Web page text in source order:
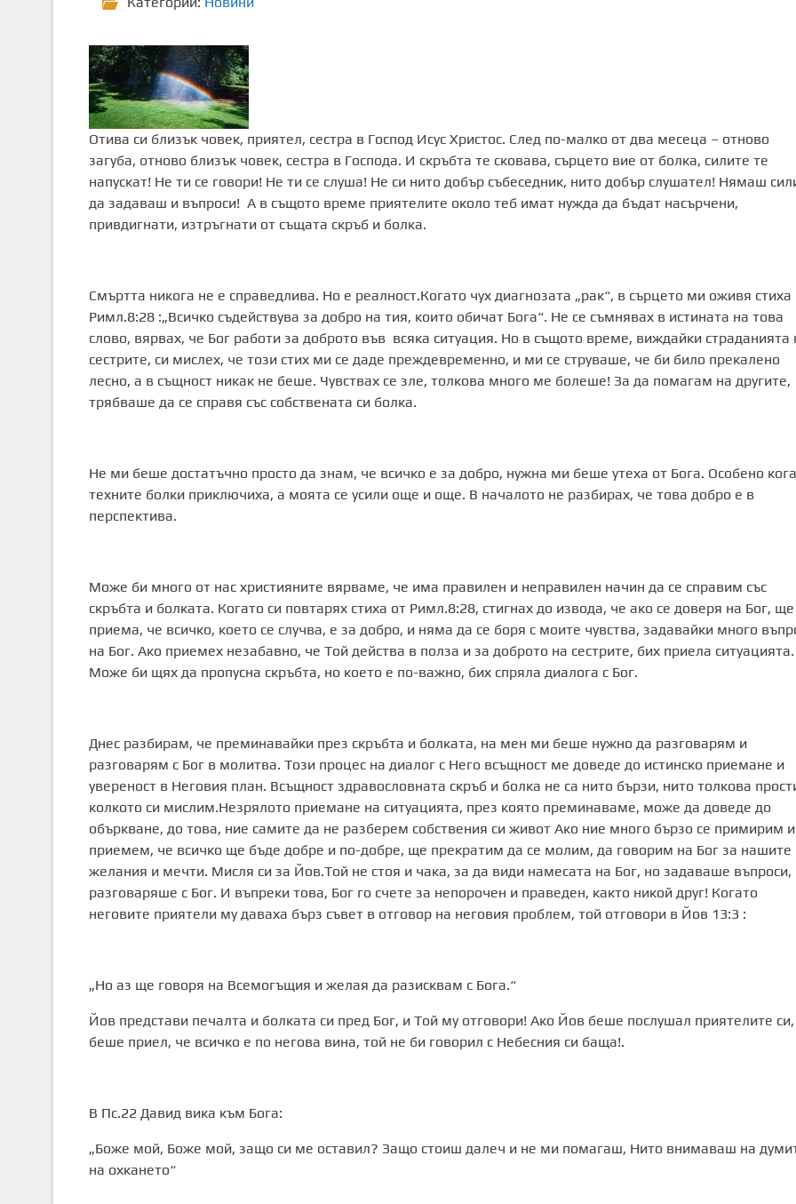
Отива си близък човек, приятел, сестра в Господ Исус Христос. След по-малко от два месеца – отново
загуба, отново близък човек, сестра в Господа. И скръбта те сковава, сърцето вие от болка, силите те
напускат! Не ти се говори! Не ти се слуша! Не си нито добър събеседник, нито добър слушател! Нямаш
да задаваш и въпроси! А в същото време приятелите около теб имат нужда да бъдат насърчени,
привдигнати, изтръгнати от същата скръб и болка.
Смъртта никога не е справедлива. Но е реалност.Когато чух диагнозата „рак“, в сърцето ми оживя стиха
Римл.8:28 :„Всичко съдействува за добро на тия, които обичат Бога“. Не се съмнявах в истината на това
слово, вярвах, че Бог работи за доброто във всяка ситуация. Но в същото време, виждайки страданията
сестрите, си мислех, че този стих ми се даде преждевременно, и ми се струваше, че би било прекалено
лесно, а в същност никак не беше. Чувствах се зле, толкова много ме болеше! За да помагам на другите,
трябваше да се справя със собствената си болка.
Не ми беше достатъчно просто да знам, че всичко е за добро, нужна ми беше утеха от Бога. Особено
техните болки приключиха, а моята се усили още и още. В началото не разбирах, че това добро е в
перспектива.
Може би много от нас християните вярваме, че има правилен и неправилен начин да се справим със
скръбта и болката. Когато си повтарях стиха от Римл.8:28, стигнах до извода, че ако се доверя на Бог, ще
приема, че всичко, което се случва, е за добро, и няма да се боря с моите чувства, задавайки много
на Бог. Ако приемех незабавно, че Той действа в полза и за доброто на сестрите, бих приела ситуацията.
Може би щях да пропусна скръбта, но което е по-важно, бих спряла диалога с Бог.
Днес разбирам, че преминавайки през скръбта и болката, на мен ми беше нужно да разговарям и
разговарям с Бог в молитва. Този процес на диалог с Него всъщност ме доведе до истинско приемане и
увереност в Неговия план. Всъщност здравословната скръб и болка не са нито бързи, нито толкова
колкото си мислим.Незрялото приемане на ситуацията, през която преминаваме, може да доведе до
объркване, до това, ние самите да не разберем собствения си живот Ако ние много бързо се примирим и
приемем, че всичко ще бъде добре и по-добре, ще прекратим да се молим, да говорим на Бог за нашите
желания и мечти. Мисля си за Йов.Той не стоя и чака, за да види намесата на Бог, но задаваше въпроси,
разговаряше с Бог. И въпреки това, Бог го счете за непорочен и праведен, както никой друг! Когато
неговите приятели му даваха бърз съвет в отговор на неговия проблем, той отговори в Йов 13:3 :
„Но аз ще говоря на Всемогъщия и желая да разисквам с Бога.“
Йов представи печалта и болката си пред Бог, и Той му отговори! Ако Йов беше послушал приятелите
беше приел, че всичко е по негова вина, той не би говорил с Небесния си баща!.
В Пс.22 Давид вика към Бога:
„Боже мой, Боже мой, защо си ме оставил? Защо стоиш далеч и не ми помагаш, Нито внимаваш на
на охкането“